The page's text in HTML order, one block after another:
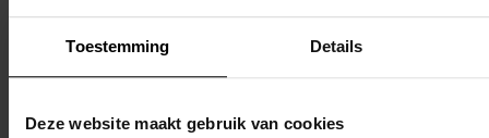
Toestemming Details
Deze website maakt gebruik van cookies